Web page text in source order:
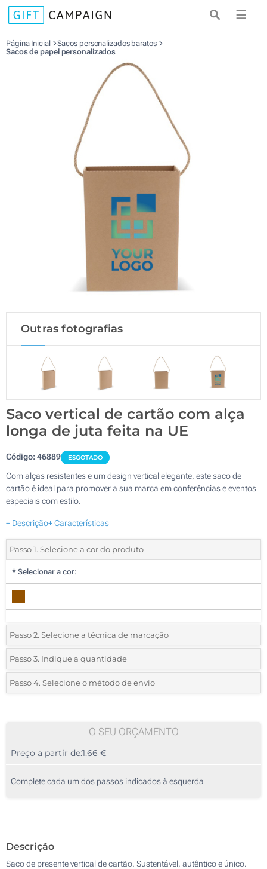
☰
Página Inicial
Sacos personalizados baratos
Sacos de papel personalizados
Outras fotografias
Saco vertical de cartão com alça
longa de juta feita na UE
Código:46889 ESGOTADO
Com alças resistentes e um design vertical elegante, este saco de
cartão é ideal para promover a sua marca em conferências e eventos
especiais com estilo.
+ Descrição+ Características
Passo 1. Selecione a cor do produto
* Selecionar a cor:
Passo 2. Selecione a técnica de marcação
*Selecione o tipo de marcação e as cores do logotipo:
Impressão digital ECO (Num lado)
Passo 3. Indique a quantidade
*Quantidade mínima:25
50
125
Outra :
Passo 4. Selecione o método de envio
O SEU ORÇAMENTO
Preço a partir de:1,66 €
Complete cada um dos passos indicados à esquerda
Descrição
Saco de presente vertical de cartão. Sustentável, autêntico e único.